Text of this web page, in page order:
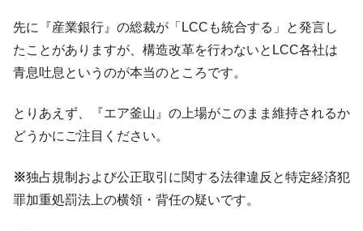
『Money1』
韓国型イージス搭載の次世代駆逐艦
「KDDX」1番艦、2032年竣工と公示
『Money1』
【対日本円】ウォン安が急進！ 日米の協調
『Money1』
韓国政府『BYD』車への補助金を全廃 ⇒ 実
は韓国で『BYD』車は売れている。6カ月で対前年同期比
『Money1』
在韓米国大使スティールが着韓！⇒ さっそ
く空港に詰めかけ「出て行け！」「極右勢力」のプラカー
先に『産業銀行』の総裁が「LCCも統合する」と発言し
たことがありますが、構造改革を行わないとLCC各社は
青息吐息というのが本当のところです。
とりあえず、『エア釜山』の上場がこのまま維持されるか
どうかにご注目ください。
※独占規制および公正取引に関する法律違反と特定経済犯
罪加重処罰法上の横領・背任の疑いです。